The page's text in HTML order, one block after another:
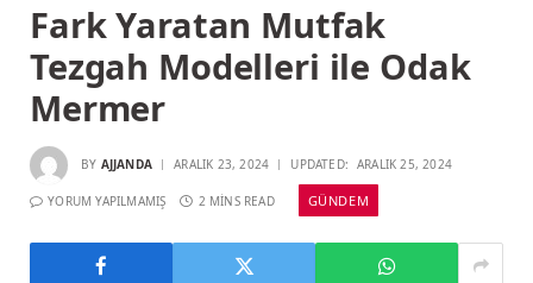
Fark Yaratan Mutfak
Tezgah Modelleri ile Odak
Mermer
BY AJJANDA ARALIK 23, 2024 UPDATED: ARALIK 25, 2024
YORUM YAPILMAMIŞ 2 MINS READ GÜNDEM